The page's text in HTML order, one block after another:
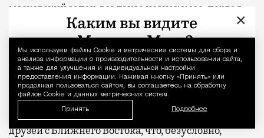
Уведомление
Мы используем файлы Сookie и метрические системы для сбора и
анализа информации о производительности и использовании сайта,
а также для улучшения и индивидуальной настройки
предоставления информации. Нажимая кнопку «Принять» или
продолжая пользоваться сайтом, вы соглашаетесь на обработку
файлов Cookie и данных метрических систем.
Принять Подробнее
московский запах, все такое незнакомое, первая
самостоятельность…
Первые год-два я прожил у родственника в
панельке на проспекте Мира, недалеко от
«Комсомольской». Там уже совсем другие
воспоминания: с нами на этаже было несколько
квартир, где в каждой жили по 15 приезжих наших
друзей с Ближнего Востока, что, безусловно,
×